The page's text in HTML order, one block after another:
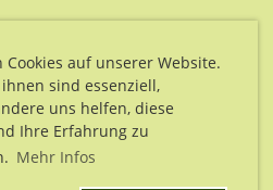
Cookies auf unserer Website.
sind essenziell,
uns helfen, diese
Ihre Erfahrung zu
Mehr Infos
Vereinssoftware